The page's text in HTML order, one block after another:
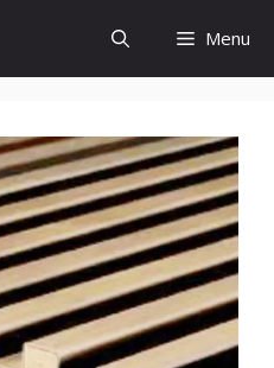
Menu